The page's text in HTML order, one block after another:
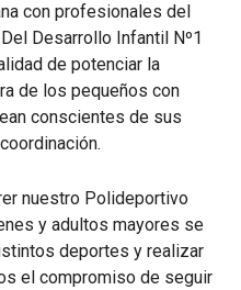
con profesionales del
Desarrollo Infantil Nº1
de potenciar la
de los pequeños con
conscientes de sus
nuestro Polideportivo
y adultos mayores se
deportes y realizar
el compromiso de seguir